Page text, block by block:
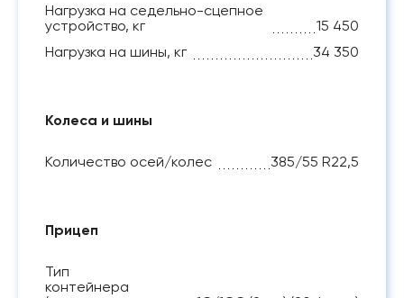
Нагрузка на седельно-сцепное
устройство, кг
15 450
Нагрузка на шины, кг
34 350
Колеса и шины
Количество осей/колес 385/55 R22,5
Прицеп
Тип
контейнера